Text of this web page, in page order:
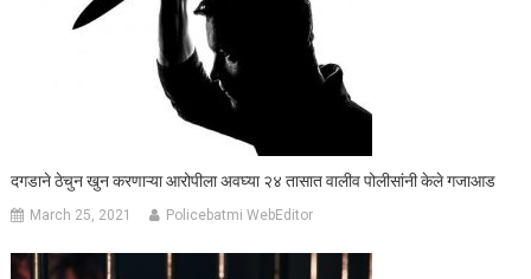
दगडाने ठेचुन खुन करणाऱ्या आरोपीला अवघ्या २४ तासात वालीव पोलीसांनी केले गजाआड
March 25, 2021 Policebatmi WebEditor